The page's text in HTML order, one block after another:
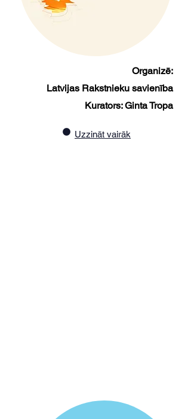
Organizē:
Latvijas Rakstnieku savienība
Kurators: Ginta Tropa
Uzzināt vairāk